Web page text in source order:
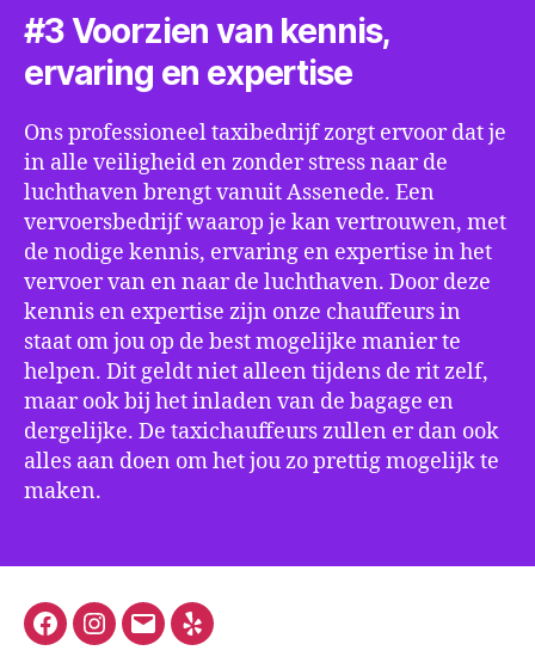
#3 Voorzien van kennis,
ervaring en expertise
Ons professioneel taxibedrijf zorgt ervoor dat je
in alle veiligheid en zonder stress naar de
luchthaven brengt vanuit Assenede. Een
vervoersbedrijf waarop je kan vertrouwen, met
de nodige kennis, ervaring en expertise in het
vervoer van en naar de luchthaven. Door deze
kennis en expertise zijn onze chauffeurs in
staat om jou op de best mogelijke manier te
helpen. Dit geldt niet alleen tijdens de rit zelf,
maar ook bij het inladen van de bagage en
dergelijke. De taxichauffeurs zullen er dan ook
alles aan doen om het jou zo prettig mogelijk te
maken.
FacebookInstagram
E-
Yelp